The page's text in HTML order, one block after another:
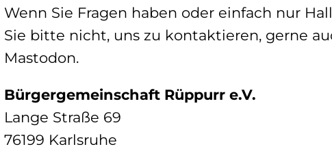
Wenn Sie Fragen haben oder einfach nur
Sie bitte nicht, uns zu kontaktieren, gerne
Mastodon.
Bürgergemeinschaft Rüppurr e.V.
Lange Straße 69
76199 Karlsruhe